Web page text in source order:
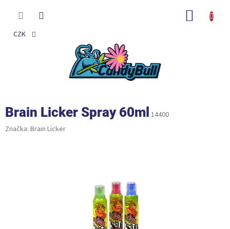
CZK
Brain Licker Spray 60ml 14400
Značka: Brain Licker